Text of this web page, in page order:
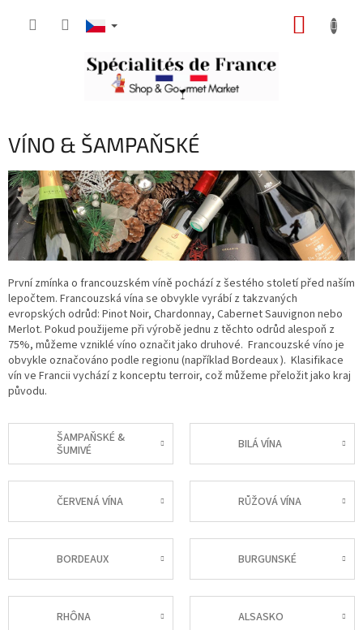
VÍNO & ŠAMPAŇSKÉ
První zmínka o francouzském víně pochází z šestého století před naším
lepočtem. Francouzská vína se obvykle vyrábí z takzvaných
evropských odrůd: Pinot Noir, Chardonnay, Cabernet Sauvignon nebo
Merlot. Pokud použijeme při výrobě jednu z těchto odrůd alespoň z
75%, můžeme vzniklé víno označit jako druhové. Francouzské víno je
obvykle označováno podle regionu (například Bordeaux ). Klasifikace
vín ve Francii vychází z konceptu terroir, což můžeme přeložit jako kraj
původu.
ŠAMPAŇSKÉ &
ŠUMIVÉ
BILÁ VÍNA
ČERVENÁ VÍNA RŮŽOVÁ VÍNA
BORDEAUX BURGUNSKÉ
RHÔNA ALSASKO